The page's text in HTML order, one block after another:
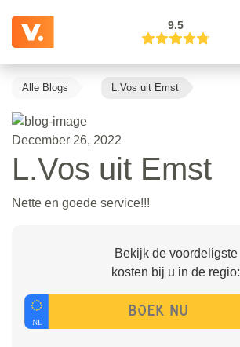
9.5
Alle Blogs L.Vos uit Emst
December 26, 2022
L.Vos uit Emst
Nette en goede service!!!
Bekijk de voordeligste
kosten bij u in de regio: